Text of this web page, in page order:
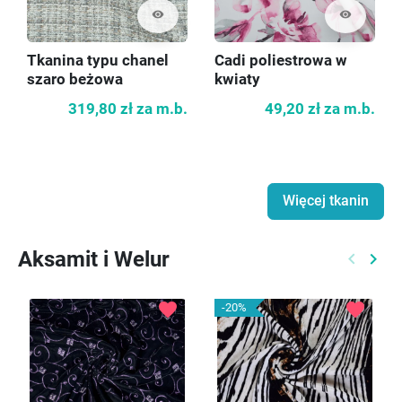
visibility
Tkanina typu chanel
szaro beżowa
319,80 zł za m.b.
visibility
Cadi poliestrowa w
kwiaty
49,20 zł za m.b.
Więcej tkanin
Aksamit i Welur keyboard_arrow_left keyboard_arrow_right
favorite -20% favorite